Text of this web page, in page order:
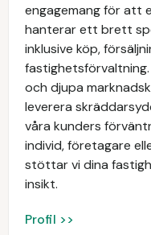
engagemang för att
hanterar ett brett
inklusive köp,
och djupa
leverera
våra kunders
individ, företagare
stöttar vi dina
insikt.
Profil >>